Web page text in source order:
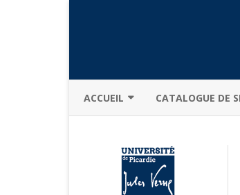
ACCUEIL
ACTUALITÉS
CATALOGUE DE
FORMATIONS
OUVERTURE DE